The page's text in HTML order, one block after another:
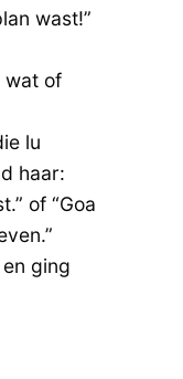
wast!”
wat of
lu
haar:
of “Goa
ging